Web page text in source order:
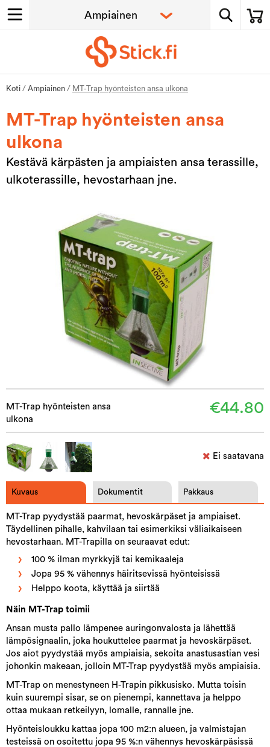
Koti / Ampiainen / MT-Trap hyönteisten ansa ulkona
MT-Trap hyönteisten ansa
ulkona
Kestävä kärpästen ja ampiaisten ansa terassille,
ulkoterassille, hevostarhaan jne.
MT-Trap hyönteisten ansa
ulkona
€44.80
Ei saatavana
Kuvaus Dokumentit Pakkaus
MT-Trap pyydystää paarmat, hevoskärpäset ja ampiaiset.
Täydellinen pihalle, kahvilaan tai esimerkiksi väliaikaiseen
hevostarhaan. MT-Trapilla on seuraavat edut:
100 % ilman myrkkyjä tai kemikaaleja
Jopa 95 % vähennys häiritsevissä hyönteisissä
Helppo koota, käyttää ja siirtää
Näin MT-Trap toimii
Ansan musta pallo lämpenee auringonvalosta ja lähettää
lämpösignaalin, joka houkuttelee paarmat ja hevoskärpäset.
Jos aiot pyydystää myös ampiaisia, sekoita anastusastian vesi
johonkin makeaan, jolloin MT-Trap pyydystää myös ampiaisia.
MT-Trap on menestyneen H-Trapin pikkusisko. Mutta toisin
kuin suurempi sisar, se on pienempi, kannettava ja helppo
ottaa mukaan retkeilyyn, lomalle, rannalle jne.
Hyönteisloukku kattaa jopa 100 m2:n alueen, ja valmistajan
testeissä on osoitettu jopa 95 %:n vähennys hevoskärpäsissä